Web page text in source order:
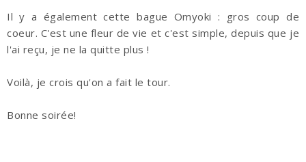
Il y a également cette bague Omyoki : gros coup de
coeur. C'est une fleur de vie et c'est simple, depuis que je
l'ai reçu, je ne la quitte plus !
Voilà, je crois qu'on a fait le tour.
Bonne soirée!